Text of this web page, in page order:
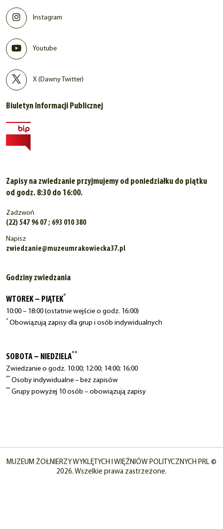
Instagram
Youtube
X (Dawny Twitter)
Biuletyn Informacji Publicznej
Zapisy na zwiedzanie przyjmujemy od poniedziałku do piątku
od godz. 8:30 do 16:00.
Zadzwoń
(22) 547 96 07 ; 693 010 380
Napisz
zwiedzanie@muzeumrakowiecka37.pl
Godziny zwiedzania
WTOREK – PIĄTEK*
10:00 – 18:00 (ostatnie wejście o godz. 16:00)
* Obowiązują zapisy dla grup i osób indywidualnych
SOBOTA – NIEDZIELA**
Zwiedzanie o godz. 10:00; 12:00; 14:00; 16:00
** Osoby indywidualne – bez zapisów
** Grupy powyżej 10 osób – obowiązują zapisy
MUZEUM ŻOŁNIERZY WYKLĘTYCH I WIĘŹNIÓW POLITYCZNYCH PRL ©
2026. Wszelkie prawa zastrzeżone.